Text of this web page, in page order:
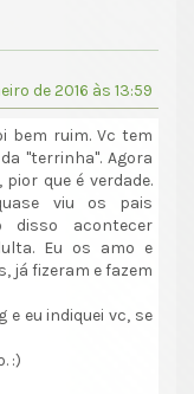
de 2016 às 13:59
bem ruim. Vc tem
"terrinha". Agora
que é verdade.
viu os pais
disso acontecer
Eu os amo e
já fizeram e fazem
eu indiquei vc, se
:)